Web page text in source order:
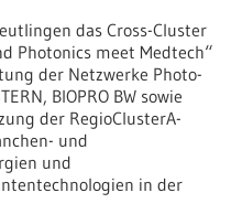
das Cross-Cluster
Photonics meet Medtech“
der Netzwerke Photo­
BIOPRO BW sowie
der RegioClusterA­
und
und
in der